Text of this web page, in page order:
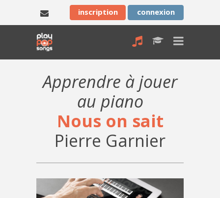
inscription connexion
Apprendre à jouer
au piano
Nous on sait
Pierre Garnier